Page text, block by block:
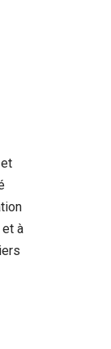
à